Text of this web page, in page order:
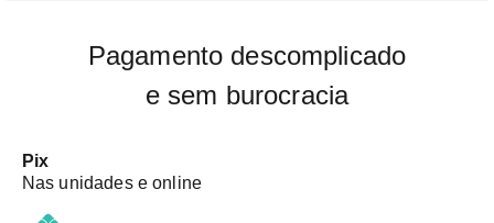
Pagamento descomplicado
e sem burocracia
Pix
Nas unidades e online